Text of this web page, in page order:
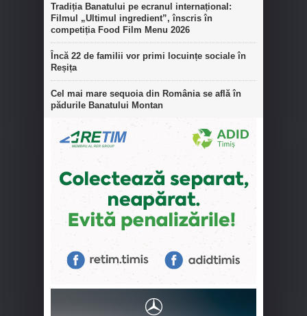
Tradiția Banatului pe ecranul internațional:
Filmul „Ultimul ingredient”, înscris în
competiția Food Film Menu 2026
Încă 22 de familii vor primi locuințe sociale în
Reșița
Cel mai mare sequoia din România se află în
pădurile Banatului Montan